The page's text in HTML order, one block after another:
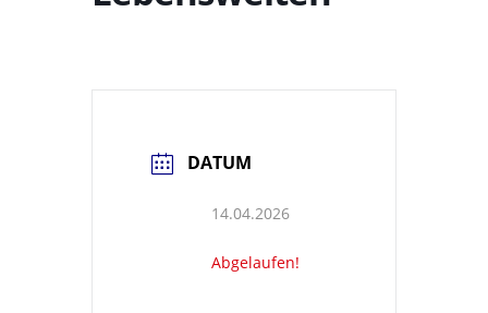
DATUM
14.04.2026
Abgelaufen!